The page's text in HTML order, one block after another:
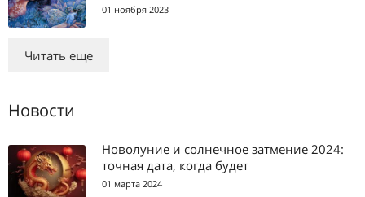
01 ноября 2023
Читать еще
Новости
Новолуние и солнечное затмение 2024:
точная дата, когда будет
01 марта 2024